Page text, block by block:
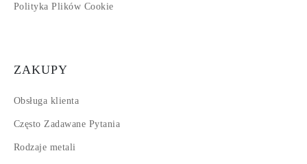
Polityka Plików Cookie
ZAKUPY
Obsługa klienta
Często Zadawane Pytania
Rodzaje metali